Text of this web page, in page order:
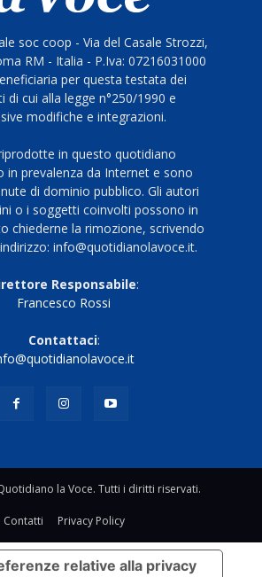
soc coop - Via del Casale Strozzi,
RM - Italia - P.Iva: 07216031000
per questa testata dei
di cui alla legge n°250/1990 e
modifiche e integrazioni.
in questo quotidiano
in prevalenza da Internet e sono
di dominio pubblico. Gli autori
o i soggetti coinvolti possono in
chiederne la rimozione, scrivendo
info@quotidianolavoce.it.
Responsabile:
Francesco Rossi
Contattaci:
la Voce. Tutti i diritti riservati.
Contatti Privacy Policy
relative alla privacy